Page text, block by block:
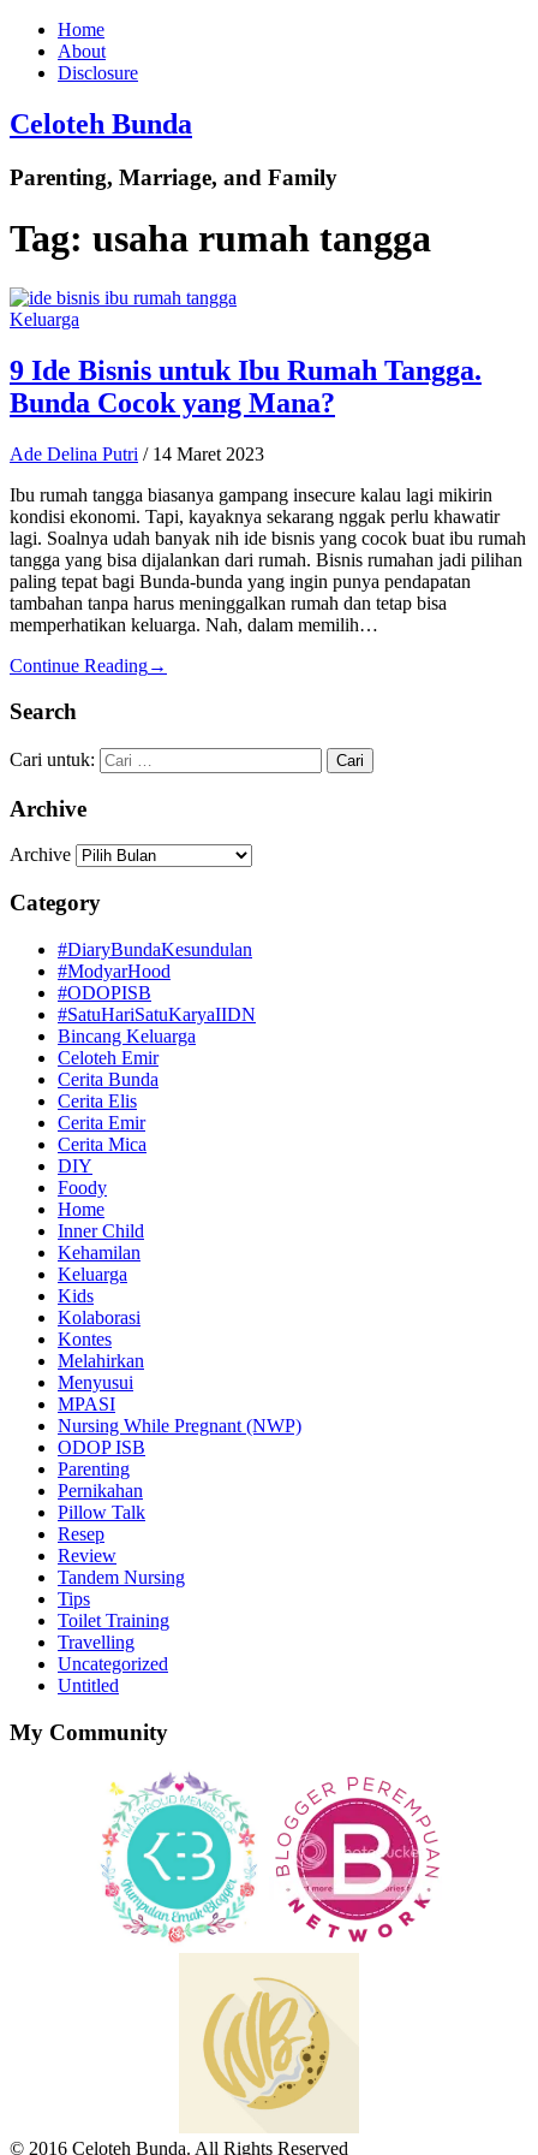
Home
About
Disclosure
Celoteh Bunda
Parenting, Marriage, and Family
Tag: usaha rumah tangga
Keluarga
9 Ide Bisnis untuk Ibu Rumah Tangga.
Bunda Cocok yang Mana?
Ade Delina Putri / 14 Maret 2023
Ibu rumah tangga biasanya gampang insecure kalau lagi mikirin
kondisi ekonomi. Tapi, kayaknya sekarang nggak perlu khawatir
lagi. Soalnya udah banyak nih ide bisnis yang cocok buat ibu rumah
tangga yang bisa dijalankan dari rumah. Bisnis rumahan jadi pilihan
paling tepat bagi Bunda-bunda yang ingin punya pendapatan
tambahan tanpa harus meninggalkan rumah dan tetap bisa
memperhatikan keluarga. Nah, dalam memilih…
Continue Reading→
Search
Cari untuk:
Archive
Archive
Category
#DiaryBundaKesundulan
#ModyarHood
#ODOPISB
#SatuHariSatuKaryaIIDN
Bincang Keluarga
Celoteh Emir
Cerita Bunda
Cerita Elis
Cerita Emir
Cerita Mica
DIY
Foody
Home
Inner Child
Kehamilan
Keluarga
Kids
Kolaborasi
Kontes
Melahirkan
Menyusui
MPASI
Nursing While Pregnant (NWP)
ODOP ISB
Parenting
Pernikahan
Pillow Talk
Resep
Review
Tandem Nursing
Tips
Toilet Training
Travelling
Uncategorized
Untitled
My Community
© 2016 Celoteh Bunda. All Rights Reserved